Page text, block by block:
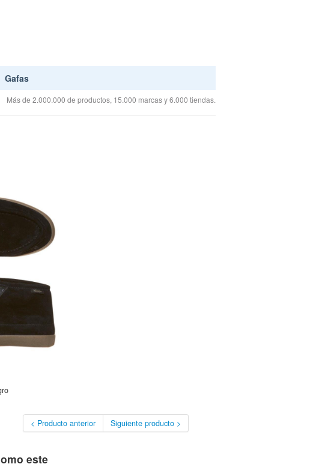
Gafas
Más de 2.000.000 de productos, 15.000 marcas y 6.000 tiendas.
< Producto anterior Siguiente producto >
este